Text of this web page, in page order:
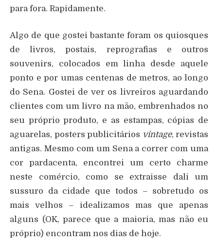
para fora. Rapidamente.
Algo de que gostei bastante foram os quiosques
de livros, postais, reprografias e outros
souvenirs, colocados em linha desde aquele
ponto e por umas centenas de metros, ao longo
do Sena. Gostei de ver os livreiros aguardando
clientes com um livro na mão, embrenhados no
seu próprio produto, e as estampas, cópias de
aguarelas, posters publicitários vintage, revistas
antigas. Mesmo com um Sena a correr com uma
cor pardacenta, encontrei um certo charme
neste comércio, como se extraisse dali um
sussuro da cidade que todos – sobretudo os
mais velhos – idealizamos mas que apenas
alguns (OK, parece que a maioria, mas não eu
próprio) encontram nos dias de hoje.